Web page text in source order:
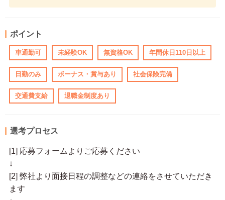
ポイント
車通勤可 未経験OK 無資格OK 年間休日110日以上
日勤のみ ボーナス・賞与あり 社会保険完備
交通費支給 退職金制度あり
選考プロセス
[1] 応募フォームよりご応募ください
↓
[2] 弊社より面接日程の調整などの連絡をさせていただき
ます